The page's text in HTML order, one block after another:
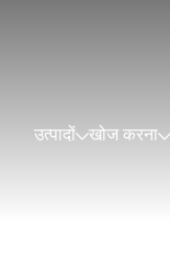
उत्पादों खोज करना